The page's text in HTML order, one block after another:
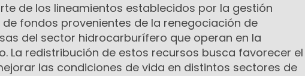
de los lineamientos establecidos por la gestión
fondos provenientes de la renegociación de
del sector hidrocarburífero que operan en la
La redistribución de estos recursos busca favorecer el
las condiciones de vida en distintos sectores de